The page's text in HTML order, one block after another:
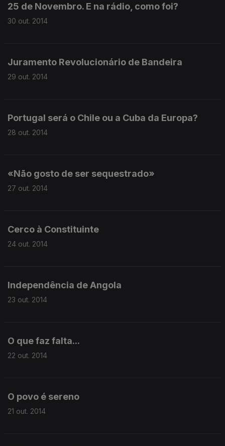
25 de Novembro. E na rádio, como foi?
30 out. 2014
Juramento Revolucionário de Bandeira
29 out. 2014
Portugal será o Chile ou a Cuba da Europa?
28 out. 2014
«Não gosto de ser sequestrado»
27 out. 2014
Cerco à Constituinte
24 out. 2014
Independência de Angola
23 out. 2014
O que faz falta...
22 out. 2014
O povo é sereno
21 out. 2014